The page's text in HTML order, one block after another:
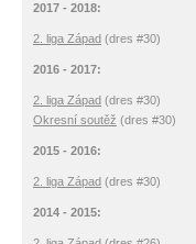
2017 - 2018:
2. liga Západ (dres #30)
2016 - 2017:
2. liga Západ (dres #30)
Okresní soutěž (dres #30)
2015 - 2016:
2. liga Západ (dres #30)
2014 - 2015: